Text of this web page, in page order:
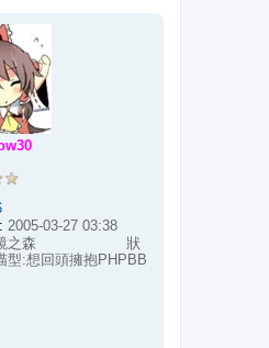
2005-03-27 03:38
鏡之森 狀
型:想回頭擁抱PHPBB